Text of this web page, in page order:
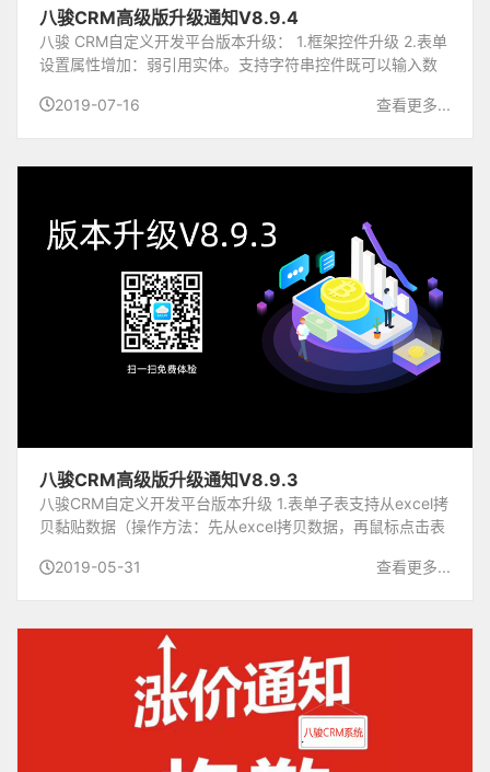
八骏CRM高级版升级通知V8.9.4
八骏 CRM自定义开发平台版本升级： 1.框架控件升级 2.表单
设置属性增加：弱引用实体。支持字符串控件既可以输入数
可以将整数输入框转为下拉框，可指定下拉框...
查看更多...
2019-07-16
八骏CRM高级版升级通知V8.9.3
八骏CRM自定义开发平台版本升级 1.表单子表支持从excel拷
贝黏贴数据（操作方法：先从excel拷贝数据，再鼠标点击表
右键黏贴） 2.表单设置对话框主表的所占列...
查看更多...
2019-05-31